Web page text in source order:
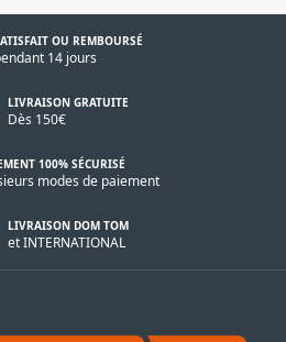
OU REMBOURSÉ
14 jours
LIVRAISON GRATUITE
Dès 150€
100% SÉCURISÉ
modes de paiement
LIVRAISON DOM TOM
et INTERNATIONAL